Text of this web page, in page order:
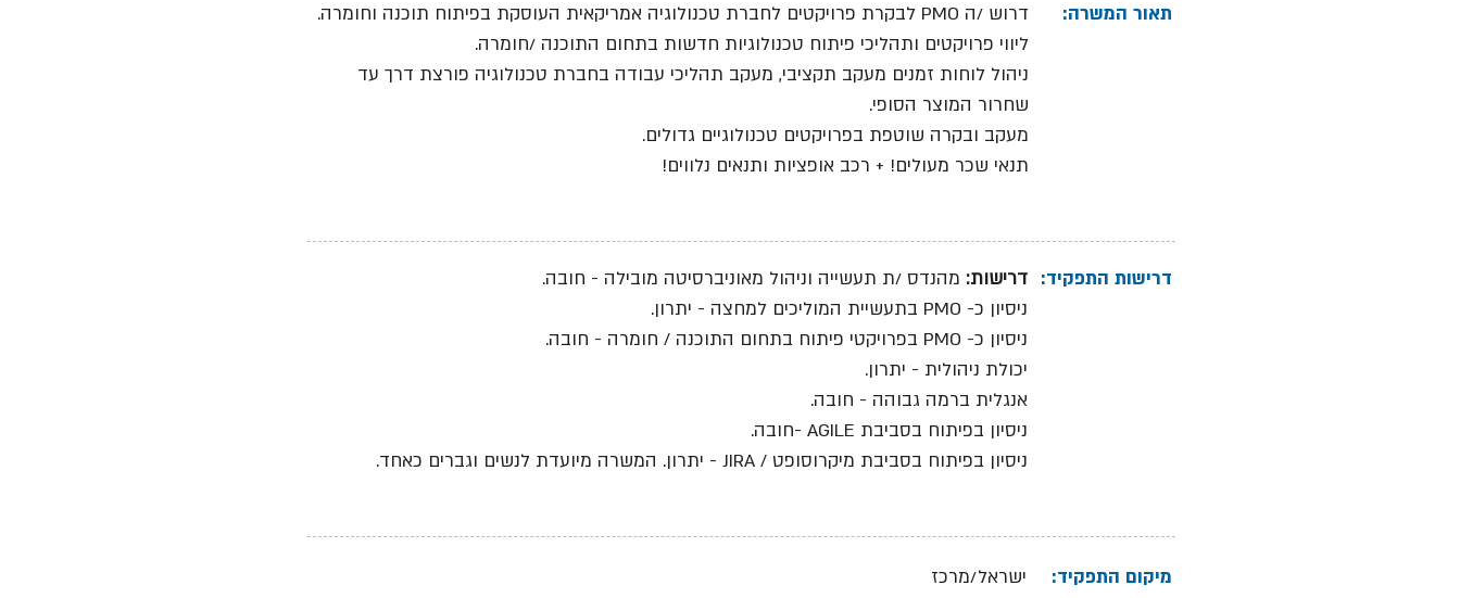
דרוש /ה PMO לבקרת פרויקטים לחברת טכנולוגיה אמריקאית העוסקת בפיתוח תוכנה וחומרה.
ליווי פרויקטים ותהליכי פיתוח טכנולוגיות חדשות בתחום התוכנה /חומרה.
ניהול לוחות זמנים מעקב תקציבי, מעקב תהליכי עבודה בחברת טכנולוגיה פורצת דרך עד
שחרור המוצר הסופי.
מעקב ובקרה שוטפת בפרויקטים טכנולוגיים גדולים.
תנאי שכר מעולים! + רכב אופציות ותנאים נלווים!
תאור המשרה:
דרישות: מהנדס /ת תעשייה וניהול מאוניברסיטה מובילה - חובה.
ניסיון כ- PMO בתעשיית המוליכים למחצה - יתרון.
ניסיון כ- PMO בפרויקטי פיתוח בתחום התוכנה / חומרה - חובה.
יכולת ניהולית - יתרון.
אנגלית ברמה גבוהה - חובה.
ניסיון בפיתוח בסביבת AGILE -חובה.
ניסיון בפיתוח בסביבת מיקרוסופט / JIRA - יתרון. המשרה מיועדת לנשים וגברים כאחד.
דרישות התפקיד:
ישראל/מרכז
מיקום התפקיד: